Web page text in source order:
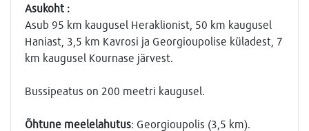
Asukoht :
Asub 95 km kaugusel Heraklionist, 50 km kaugusel
Haniast, 3,5 km Kavrosi ja Georgioupolise küladest, 7
km kaugusel Kournase järvest.
Bussipeatus on 200 meetri kaugusel.
Õhtune meelelahutus: Georgioupolis (3,5 km).